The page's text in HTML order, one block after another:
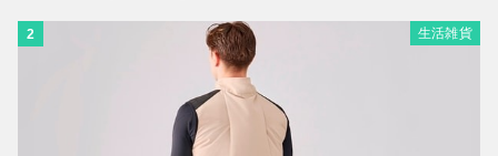
2 生活雑貨